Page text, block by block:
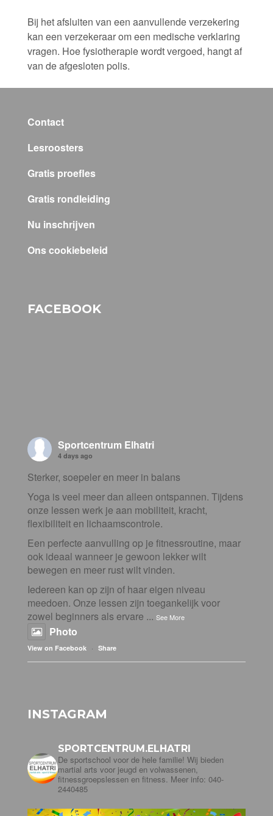
Bij het afsluiten van een aanvullende verzekering
kan een verzekeraar om een medische verklaring
vragen. Hoe fysiotherapie wordt vergoed, hangt af
van de afgesloten polis.
Contact
Lesroosters
Gratis proefles
Gratis rondleiding
Nu inschrijven
Ons cookiebeleid
FACEBOOK
Sportcentrum Elhatri
4 days ago
Sterker, soepeler en meer in balans
Yoga is veel meer dan alleen ontspannen. Tijdens
onze lessen werk je aan mobiliteit, kracht,
flexibiliteit en lichaamscontrole.
Een perfecte aanvulling op je fitnessroutine, maar
ook ideaal wanneer je gewoon lekker wilt
bewegen en meer rust wilt vinden.
Iedereen kan op zijn of haar eigen niveau
meedoen. Onze lessen zijn toegankelijk voor
zowel beginners als ervare ... See More
Photo
View on Facebook · Share
INSTAGRAM
SPORTCENTRUM.ELHATRI
De sportschool voor de hele familie! Wij bieden
martial arts voor jeugd en volwassenen,
fitnessgroepslessen en fitness. Meer info: 040-
2440485